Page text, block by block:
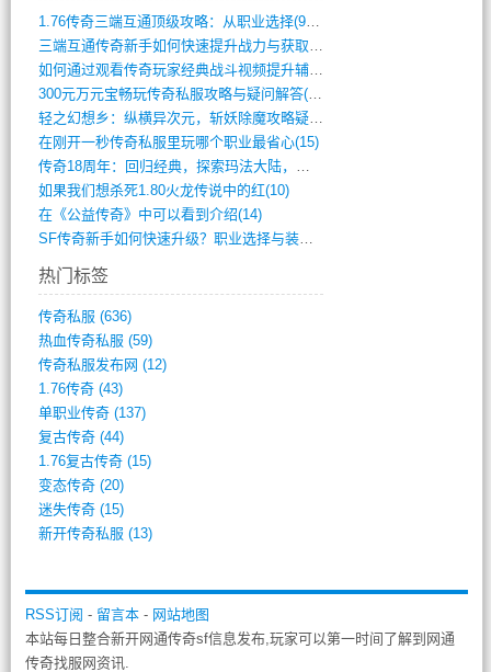
1.76传奇三端互通顶级攻略：从职业选择(972)
三端互通传奇新手如何快速提升战力与获取稀(379)
如何通过观看传奇玩家经典战斗视频提升辅助(661)
300元万元宝畅玩传奇私服攻略与疑问解答(828)
轻之幻想乡：纵横异次元，斩妖除魔攻略疑云(404)
在刚开一秒传奇私服里玩哪个职业最省心(15)
传奇18周年：回归经典，探索玛法大陆，寻(798)
如果我们想杀死1.80火龙传说中的红(10)
在《公益传奇》中可以看到介绍(14)
SF传奇新手如何快速升级？职业选择与装备(711)
热门标签
传奇私服 (636)
热血传奇私服 (59)
传奇私服发布网 (12)
1.76传奇(43)
单职业传奇(137)
复古传奇(44)
1.76复古传奇(15)
变态传奇(20)
迷失传奇(15)
新开传奇私服 (13)
RSS订阅 - 留言本- 网站地图
本站每日整合新开网通传奇sf信息发布,玩家可以第一时间了解到网通
传奇找服网资讯.